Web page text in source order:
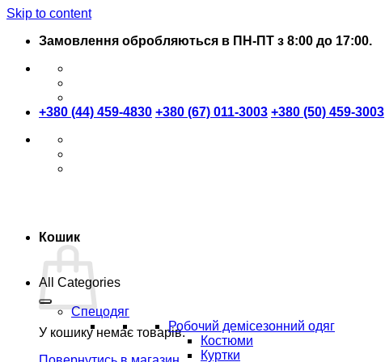
Skip to content
Замовлення обробляються в ПН-ПТ з 8:00 до 17:00.
+380 (44) 459-4830 +380 (67) 011-3003 +380 (50) 459-3003
Кошик
У кошику немає товарів.
All Categories
Спецодяг
Робочий демісезонний одяг
Костюми
Куртки